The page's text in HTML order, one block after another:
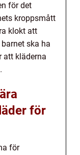
för det
kroppsmått
klokt att
ska ha
att kläderna
för
för